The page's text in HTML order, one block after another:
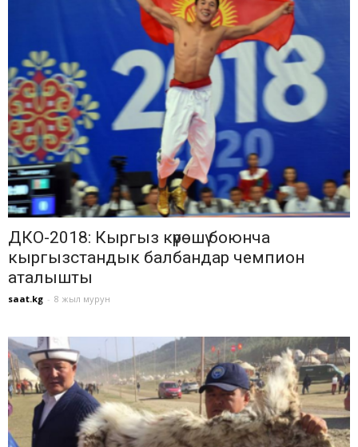
ДКО-2018: Кыргыз күрөшү боюнча
кыргызстандык балбандар чемпион
аталышты
saat.kg - 8 жыл мурун